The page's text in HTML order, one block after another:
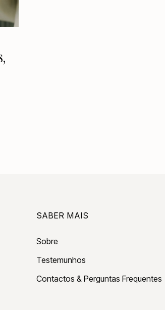
SABER MAIS
Sobre
Testemunhos
Contactos & Perguntas Frequentes